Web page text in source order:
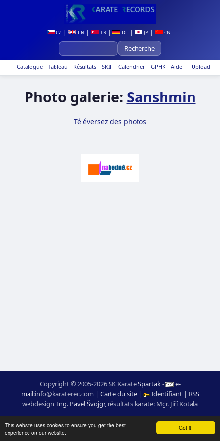
Got it!
This website uses cookies to ensure you get the best
experience on our website.
CZ| EN | TR| DE | JP| CN
Upload
Catalogue Tableau Résultats SKIF Calendrier GPHK Aide
Photo galerie: Sanshmin
Téléversez des photos
Copyright © 2005-2026 SK KarateSpartak-
e-
mail:moc.ceretarak@ofni | Carte du site| Identifiant | RSS
webdesign:Ing. Pavel Švojgr, résultats karate: Mgr. Jiří Kotala